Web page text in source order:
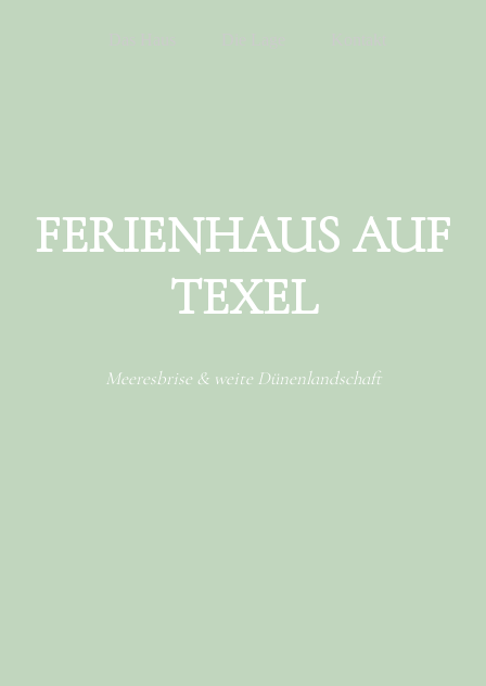
FERIENHAUS AUF
TEXEL
Meeresbrise & weite Dünenlandschaft